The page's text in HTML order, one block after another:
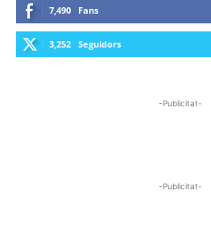
7,490 Fans
3,252 Seguidors
-Publicitat-
-Publicitat-